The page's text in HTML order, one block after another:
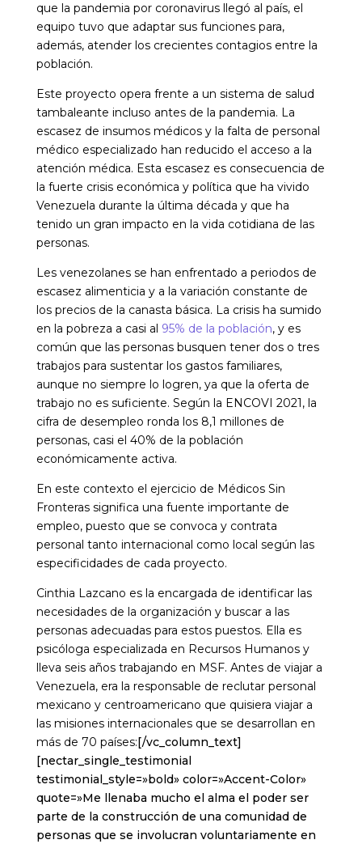
que la pandemia por coronavirus llegó al país, el
equipo tuvo que adaptar sus funciones para,
además, atender los crecientes contagios entre la
población.
Este proyecto opera frente a un sistema de salud
tambaleante incluso antes de la pandemia. La
escasez de insumos médicos y la falta de personal
médico especializado han reducido el acceso a la
atención médica. Esta escasez es consecuencia de
la fuerte crisis económica y política que ha vivido
Venezuela durante la última década y que ha
tenido un gran impacto en la vida cotidiana de las
personas.
Les venezolanes se han enfrentado a periodos de
escasez alimenticia y a la variación constante de
los precios de la canasta básica. La crisis ha sumido
en la pobreza a casi al 95% de la población,y es
común que las personas busquen tener dos o tres
trabajos para sustentar los gastos familiares,
aunque no siempre lo logren, ya que la oferta de
trabajo no es suficiente. Según la ENCOVI 2021, la
cifra de desempleo ronda los 8,1 millones de
personas, casi el 40% de la población
económicamente activa.
En este contexto el ejercicio de Médicos Sin
Fronteras significa una fuente importante de
empleo, puesto que se convoca y contrata
personal tanto internacional como local según las
especificidades de cada proyecto.
Cinthia Lazcano es la encargada de identificar las
necesidades de la organización y buscar a las
personas adecuadas para estos puestos. Ella es
psicóloga especializada en Recursos Humanos y
lleva seis años trabajando en MSF. Antes de viajar a
Venezuela, era la responsable de reclutar personal
mexicano y centroamericano que quisiera viajar a
las misiones internacionales que se desarrollan en
más de 70 países: [/vc_column_text]
[nectar_single_testimonial
testimonial_style=»bold» color=»Accent-Color»
quote=»Me llenaba mucho el alma el poder ser
parte de la construcción de una comunidad de
personas que se involucran voluntariamente en